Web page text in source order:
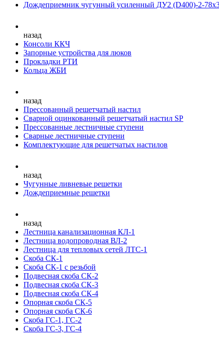
Дождеприемник чугунный усиленный ДУ2 (D400)-2-
назад
Консоли ККЧ
Запорные устройства для люков
Прокладки РТИ
Кольца ЖБИ
назад
Прессованный решетчатый настил
Сварной оцинкованный решетчатый настил SP
Прессованные лестничные ступени
Сварные лестничные ступени
Комплектующие для решетчатых настилов
назад
Чугунные ливневые решетки
Дождеприемные решетки
назад
Лестница канализационная КЛ-1
Лестница водопроводная ВЛ-2
Лестница для тепловых сетей ЛТС-1
Скоба СК-1
Скоба СК-1 с резьбой
Подвесная скоба СК-2
Подвесная скоба СК-3
Подвесная скоба СК-4
Опорная скоба СК-5
Опорная скоба СК-6
Скоба ГС-1, ГС-2
Скоба ГС-3, ГС-4